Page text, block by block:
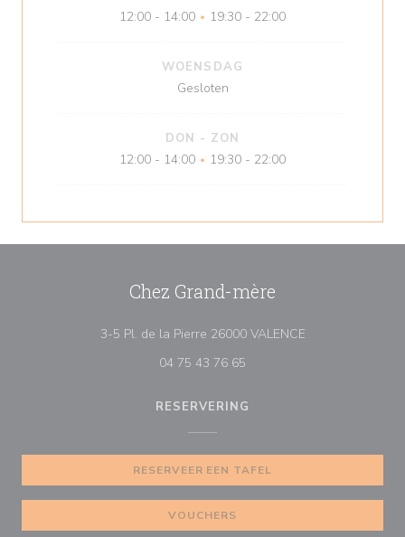
12:00 - 14:00 • 19:30 - 22:00
WOENSDAG
Gesloten
DON - ZON
12:00 - 14:00 • 19:30 - 22:00
Chez Grand-mère
3-5 Pl. de la Pierre 26000 VALENCE((opent in een
04 75 43 76 65
RESERVERING
RESERVEER EEN TAFEL
VOUCHERS